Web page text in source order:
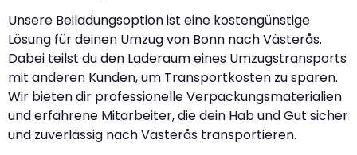
Unsere Beiladungsoption ist eine kostengünstige
Lösung für deinen Umzug von Bonn nach Västerås.
Dabei teilst du den Laderaum eines Umzugstransports
mit anderen Kunden, um Transportkosten zu sparen.
Wir bieten dir professionelle Verpackungsmaterialien
und erfahrene Mitarbeiter, die dein Hab und Gut sicher
und zuverlässig nach Västerås transportieren.